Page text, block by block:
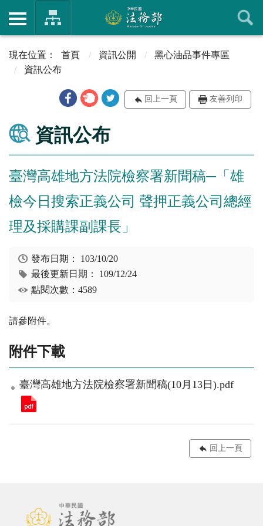
首頁 資訊公開
黑心油品事件專區
資訊公布
回上一頁 友善列印
資訊公布
臺灣高雄地方法院檢察署新聞稿─「雄
檢今日搜索正義公司 聲押正義公司總經
理及採購課副課長」
發布日期： 103/10/20
最後更新日期： 109/12/24
點閱次數：4589
請參附件。
附件下載
臺灣高雄地方法院檢察署新聞稿(10月13日).pdf
回上一頁